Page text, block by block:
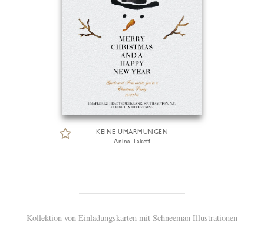
KEINE UMARMUNGEN
Anina Takeff
Kollektion von Einladungskarten mit Schneeman Illustrationen